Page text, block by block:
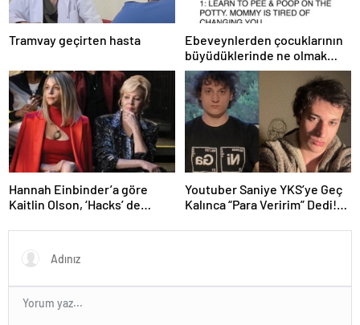
Tramvay geçirten hasta
Ebeveynlerden çocuklarının
büyüdüklerinde ne olmak
istedikleri hakkında 25 komik
tweet
Hannah Einbinder’a göre
Kaitlin Olson, ‘Hacks’ de
Youtuber Saniye YKS’ye Geç
Kalınca “Para Veririm” Dedi!